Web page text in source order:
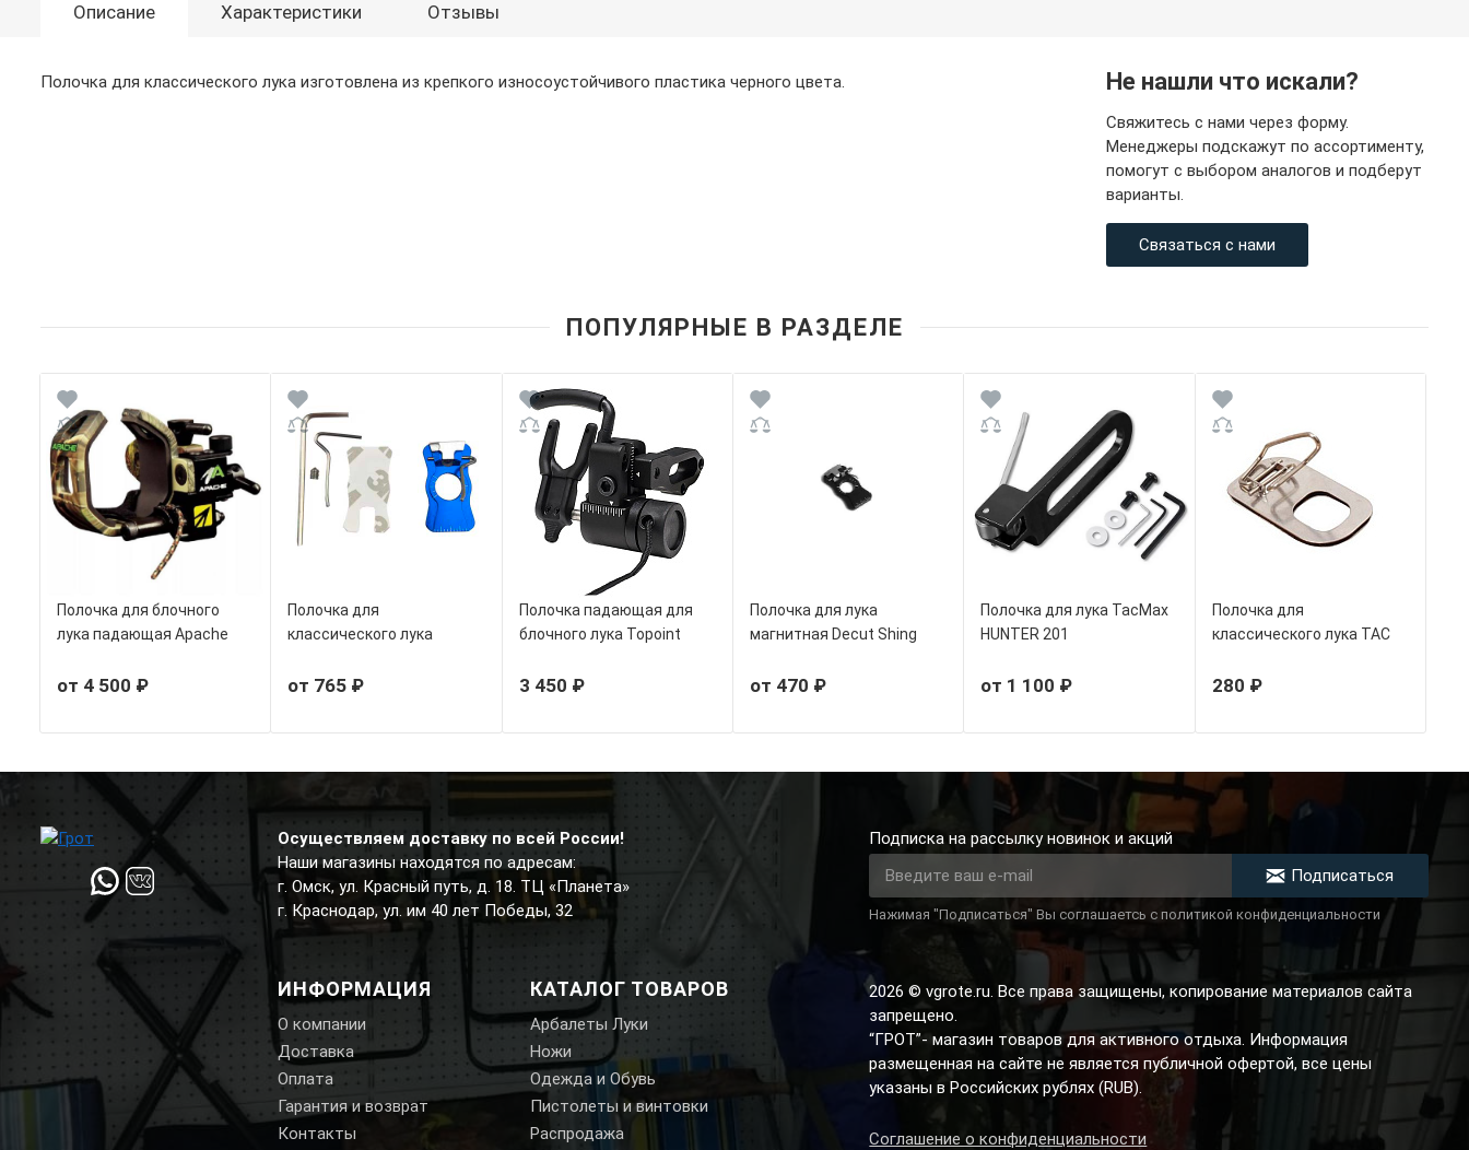
Описание Характеристики Отзывы
Полочка для классического лука изготовлена из крепкого износоустойчивого пластика черного цвета. Не нашли что искали?
Свяжитесь с нами через форму.
Менеджеры подскажут по ассортименту,
помогут с выбором аналогов и подберут
варианты.
Связаться с нами
ПОПУЛЯРНЫЕ В РАЗДЕЛЕ
Полочка для блочного
лука падающая Apache
от 4 500 ₽
Полочка для
классического лука
от 765 ₽
Полочка падающая для
блочного лука Topoint
3 450 ₽
Полочка для лука
магнитная Decut Shing
от 470 ₽
Полочка для лука TacMax
HUNTER 201
от 1 100 ₽
Полочка для
классического лука TAC
280 ₽
Осуществляем доставку по всей России!
Наши магазины находятся по адресам:
г. Омск, ул. Красный путь, д. 18. ТЦ «Планета»
г. Краснодар, ул. им 40 лет Победы, 32
ИНФОРМАЦИЯ
О компании
Доставка
Оплата
Гарантия и возврат
Контакты
КАТАЛОГ ТОВАРОВ
Арбалеты Луки
Ножи
Одежда и Обувь
Пистолеты и винтовки
Распродажа
Подписка на рассылку новинок и акций
Подписаться
Нажимая "Подписаться" Вы соглашаетсь с политикой конфиденциальности
2026 © vgrote.ru. Все права защищены, копирование материалов сайта
запрещено.
“ГРОТ”- магазин товаров для активного отдыха. Информация
размещенная на сайте не является публичной офертой, все цены
указаны в Российских рублях (RUB).
Соглашение о конфиденциальности